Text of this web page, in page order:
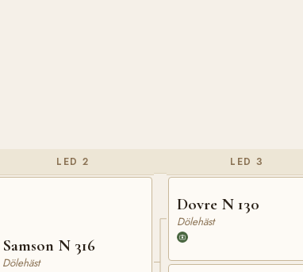
LED 2
Samson N 316
Dölehäst
LED 3
Dovre N 130
Dölehäst